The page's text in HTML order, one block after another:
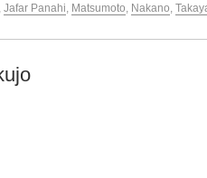
Jafar Panahi Matsumoto Nakano